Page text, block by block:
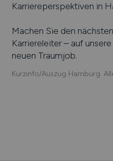
Karriereperspektiven in
Machen Sie den
Karriereleiter – auf
neuen Traumjob.
Kurzinfo/Auszug Hamburg.